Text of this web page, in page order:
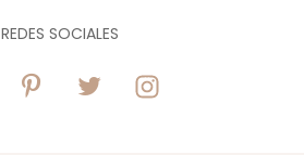
REDES SOCIALES